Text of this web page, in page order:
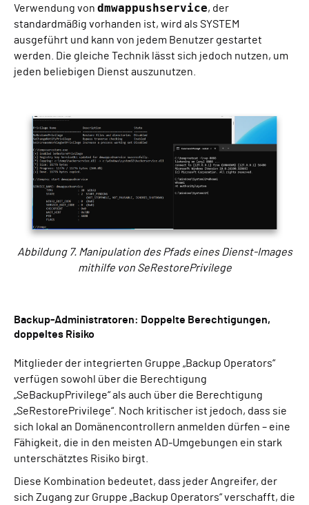
Verwendung von dmwappushservice, der
standardmäßig vorhanden ist, wird als SYSTEM
ausgeführt und kann von jedem Benutzer gestartet
werden. Die gleiche Technik lässt sich jedoch nutzen, um
jeden beliebigen Dienst auszunutzen.
Abbildung 7. Manipulation des Pfads eines Dienst-Images
mithilfe von SeRestorePrivilege
Backup-Administratoren: Doppelte Berechtigungen,
doppeltes Risiko
Mitglieder der integrierten Gruppe „Backup Operators“
verfügen sowohl über die Berechtigung
„SeBackupPrivilege“ als auch über die Berechtigung
„SeRestorePrivilege“. Noch kritischer ist jedoch, dass sie
sich lokal an Domänencontrollern anmelden dürfen – eine
Fähigkeit, die in den meisten AD-Umgebungen ein stark
unterschätztes Risiko birgt.
Diese Kombination bedeutet, dass jeder Angreifer, der
sich Zugang zur Gruppe „Backup Operators“ verschafft, die